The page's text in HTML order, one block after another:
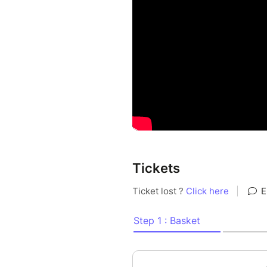
de Matteo Alfonso, Klaus
Au cours des dernières
masterclasses et à des
jazz de renommée
en Italie et en France. Elle a
Alexandros Markeas, et a
arts sonores à l'Université
contemporaine.
Tickets